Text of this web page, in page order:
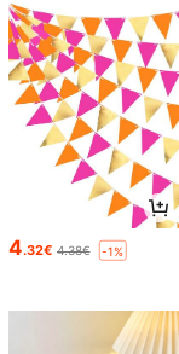
4.32€ 4.38€ -1%